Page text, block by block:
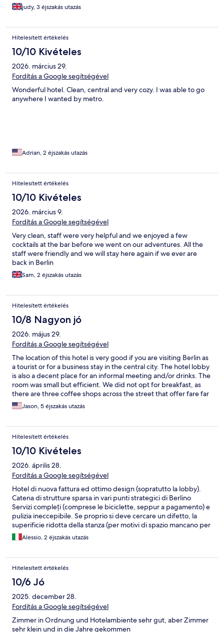
judy, 3 éjszakás utazás
Hitelesített értékelés
10/10 Kivételes
2026. március 29.
Fordítás a Google segítségével
Wonderful hotel. Clean, central and very cozy. I was able to go
anywhere I wanted by metro.
Adrian, 2 éjszakás utazás
Hitelesített értékelés
10/10 Kivételes
2026. március 9.
Fordítás a Google segítségével
Very clean, staff were very helpful and we enjoyed a few
cocktails at the bar before we went on our adventures. All the
staff were friendly and we will stay here again if we ever are
back in Berlin
Sam, 2 éjszakás utazás
Hitelesített értékelés
10/8 Nagyon jó
2026. május 29.
Fordítás a Google segítségével
The location of this hotel is very good if you are visiting Berlin as
a tourist or for a business stay in the central city. The hotel lobby
is also a decent place for an informal meeting and/or drinks. The
room was small but efficient. We did not opt for breakfast, as
there are three coffee shops across the street that offer fare far
less expensive. One plus... the windows in the room open to let
in fresh air. The air conditioning in the room struggled a bit
Jason, 5 éjszakás utazás
Hitelesített értékelés
10/10 Kivételes
2026. április 28.
Fordítás a Google segítségével
Hotel di nuova fattura ed ottimo design (sopratutto la lobby).
Catena di strutture sparsa in vari punti strategici di Berlino
Servizi compleți (comprese le biciclette, seppur a pagamento) e
pulizia ineccepibile. Se proprio si deve cercare un difetto, la
superificie ridotta della stanza (per motivi di spazio mancano per
es. un vero e porprio armadio ed il frigo bar)
Alessio, 2 éjszakás utazás
Hitelesített értékelés
10/6 Jó
2025. december 28.
Fordítás a Google segítségével
Zimmer in Ordnung und Hotelambiente sehr gut, aber Zimmer
sehr klein und in die Jahre gekommen